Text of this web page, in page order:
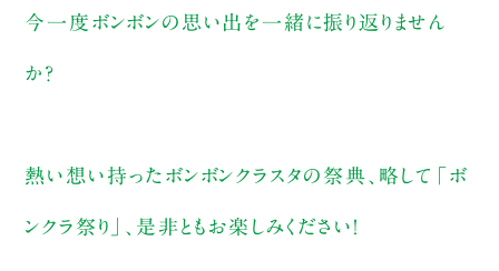
今一度ボンボンの思い出を一緒に振り返りません
か？
熱い想い持ったボンボンクラスタの祭典、略して「ボ
ンクラ祭り」、是非ともお楽しみください！